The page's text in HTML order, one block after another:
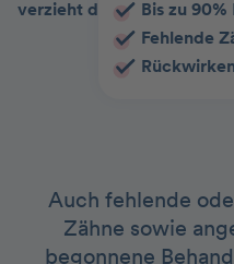
Bis zu 90%
Fehlende
Auch fehlende
Zähne sowie
begonnene